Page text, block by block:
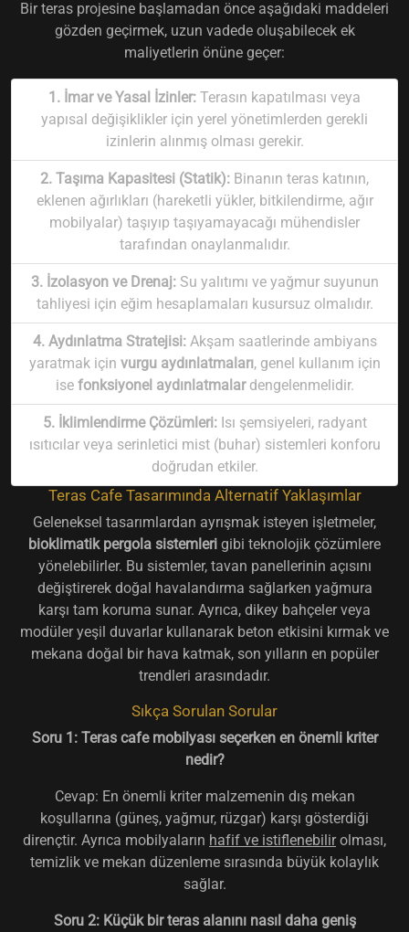
Bir teras projesine başlamadan önce aşağıdaki maddeleri
gözden geçirmek, uzun vadede oluşabilecek ek
maliyetlerin önüne geçer:
1. İmar ve Yasal İzinler: Terasın kapatılması veya
yapısal değişiklikler için yerel yönetimlerden gerekli
izinlerin alınmış olması gerekir.
2. Taşıma Kapasitesi (Statik): Binanın teras katının,
eklenen ağırlıkları (hareketli yükler, bitkilendirme, ağır
mobilyalar) taşıyıp taşıyamayacağı mühendisler
tarafından onaylanmalıdır.
3. İzolasyon ve Drenaj:Su yalıtımı ve yağmur suyunun
tahliyesi için eğim hesaplamaları kusursuz olmalıdır.
4. Aydınlatma Stratejisi:Akşam saatlerinde ambiyans
yaratmak için vurgu aydınlatmaları, genel kullanım için
ise fonksiyonel aydınlatmalardengelenmelidir.
5. İklimlendirme Çözümleri:Isı şemsiyeleri, radyant
ısıtıcılar veya serinletici mist (buhar) sistemleri konforu
doğrudan etkiler.
Teras Cafe Tasarımında Alternatif Yaklaşımlar
Geleneksel tasarımlardan ayrışmak isteyen işletmeler,
bioklimatik pergola sistemleri gibi teknolojik çözümlere
yönelebilirler. Bu sistemler, tavan panellerinin açısını
değiştirerek doğal havalandırma sağlarken yağmura
karşı tam koruma sunar. Ayrıca, dikey bahçeler veya
modüler yeşil duvarlar kullanarak beton etkisini kırmak ve
mekana doğal bir hava katmak, son yılların en popüler
trendleri arasındadır.
Sıkça Sorulan Sorular
Soru 1: Teras cafe mobilyası seçerken en önemli kriter
nedir?
Cevap: En önemli kriter malzemenin dış mekan
koşullarına (güneş, yağmur, rüzgar) karşı gösterdiği
dirençtir. Ayrıca mobilyaların hafif ve istiflenebilirolması,
temizlik ve mekan düzenleme sırasında büyük kolaylık
sağlar.
Soru 2: Küçük bir teras alanını nasıl daha geniş